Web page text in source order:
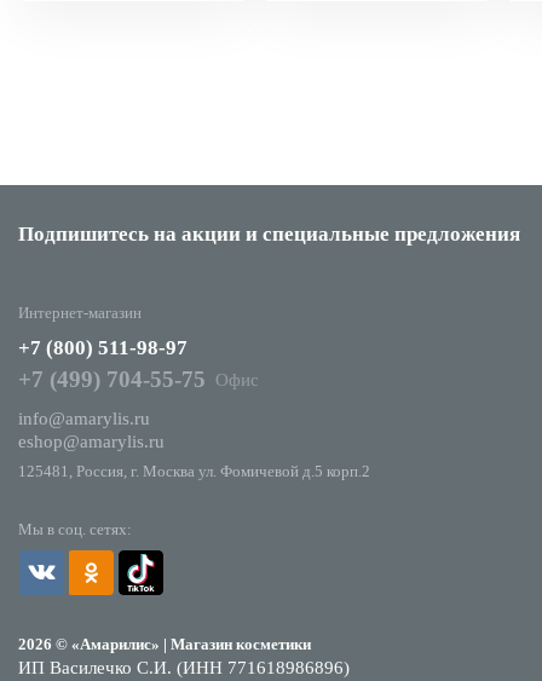
Подпишитесь на акции и специальные предложения
Мы в соц. сетях:
2026 © «Амарилис» | Магазин косметики
ИП Василечко С.И. (ИНН 771618986896)
Интернет-магазин
+7 (800) 511-98-97
+7 (499) 704-55-75
Офис
info@amarylis.ru
eshop@amarylis.ru
125481, Россия, г. Москва ул. Фомичевой д.5 корп.2